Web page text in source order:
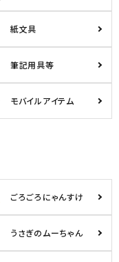
紙文具
筆記用具等
モバイルアイテム
ごろごろにゃんすけ
うさぎのムーちゃん